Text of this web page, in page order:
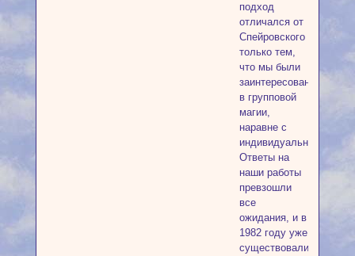
подход
отличался от
Спейровского
только тем,
что мы были
заинтересованы
в групповой
магии,
наравне с
индивидуальной.
Ответы на
наши работы
превзошли
все
ожидания, и в
1982 году уже
существовали